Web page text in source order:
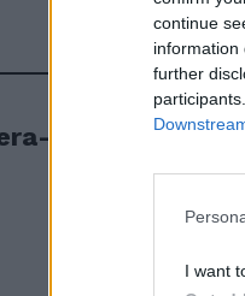
continue
information
further
I want
Cana c'è